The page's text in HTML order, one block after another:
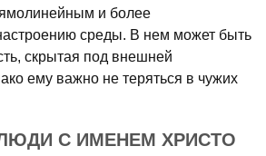
и более
среды. В нем может быть
скрытая под внешней
ему важно не теряться в чужих
С ИМЕНЕМ ХРИСТО